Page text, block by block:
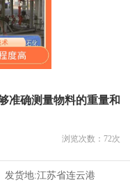
准确测量物料的重量和
浏览次数： 72次
发货地:江苏省连云港